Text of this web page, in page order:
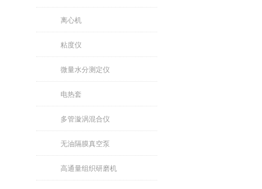
离心机
粘度仪
微量水分测定仪
电热套
多管漩涡混合仪
无油隔膜真空泵
高通量组织研磨机